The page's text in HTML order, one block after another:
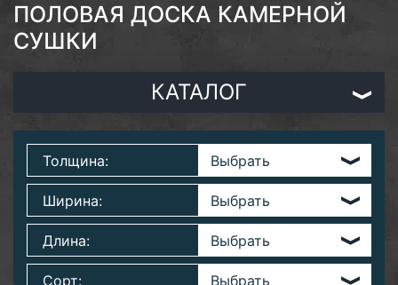
ПОЛОВАЯ ДОСКА КАМЕРНОЙ
СУШКИ
КАТАЛОГ
Толщина:
Ширина:
Длина:
Сорт: